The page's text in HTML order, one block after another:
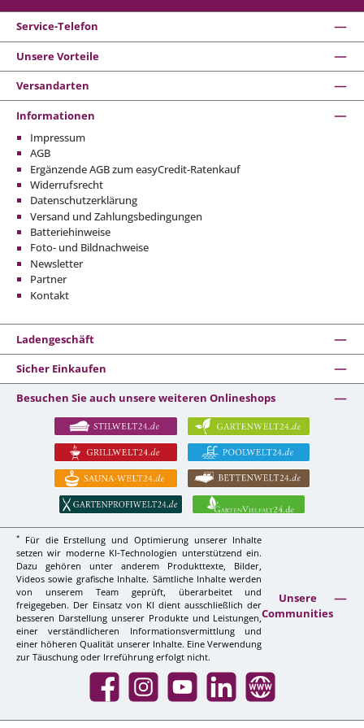
Service-Telefon
Unsere Vorteile
Versandarten
Informationen
Impressum
AGB
Ergänzende AGB zum easyCredit-Ratenkauf
Widerrufsrecht
Datenschutzerklärung
Versand und Zahlungsbedingungen
Batteriehinweise
Foto- und Bildnachweise
Newsletter
Partner
Kontakt
Ladengeschäft
Sicher Einkaufen
Besuchen Sie auch unsere weiteren Onlineshops
*
Für die Erstellung und Optimierung unserer Inhalte
setzen wir moderne KI-Technologien unterstützend ein.
Dazu gehören unter anderem Produkttexte, Bilder,
Videos sowie grafische Inhalte. Sämtliche Inhalte werden
von unserem Team geprüft, überarbeitet und
freigegeben. Der Einsatz von KI dient ausschließlich der
besseren Darstellung unserer Produkte und Leistungen,
einer verständlicheren Informationsvermittlung und
einer höheren Qualität unserer Inhalte. Eine Verwendung
zur Täuschung oder Irreführung erfolgt nicht.
Unsere
Communities
Facebook InstagramYouTube LinkedIn Website